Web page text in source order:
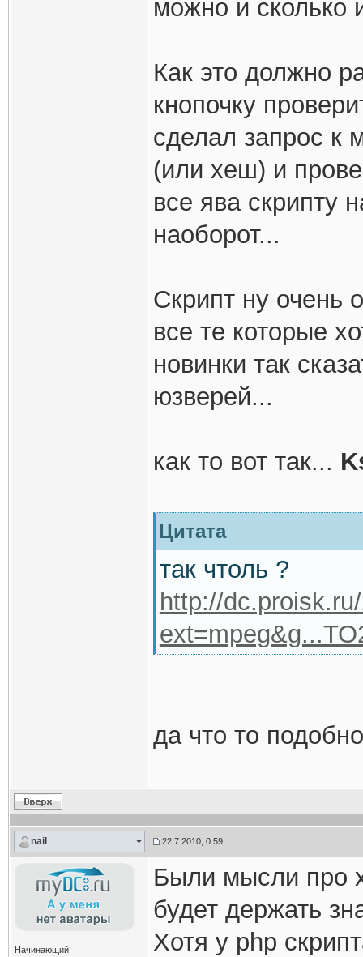
можно и сколько
Как это должно
кнопочку
сделал запрос к
(или хеш) и
все ява скрипту
наоборот...
Скрипт ну очень
все те которые
новинки так
юзверей...
как то вот так...
Цитата
так чтоль ?
http://
да что то
nail 22.7.2010, 0:59
Начинающий
Были мысли про
будет держать
Хотя у php